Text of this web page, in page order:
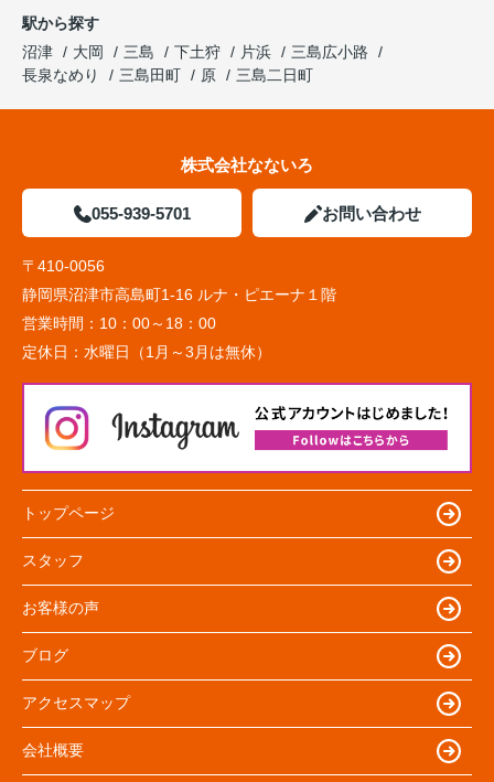
駅から探す
沼津
大岡 三島 下土狩 片浜
三島広小路
長泉なめり
三島田町 原 三島二日町
株式会社なないろ
055-939-5701 お問い合わせ
〒410-0056
静岡県沼津市高島町1-16 ルナ・ピエーナ１階
営業時間： 10：00～18：00
定休日： 水曜日（1月～3月は無休）
トップページ
スタッフ
お客様の声
ブログ
アクセスマップ
会社概要